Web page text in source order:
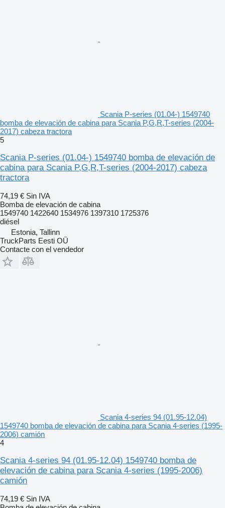
Scania P-series (01.04-) 1549740
bomba de elevación de cabina para Scania P,G,R,T-series (2004-
2017) cabeza tractora
5
Scania P-series (01.04-) 1549740 bomba de elevación de
cabina para Scania P,G,R,T-series (2004-2017) cabeza
tractora
74,19 € Sin IVA
Bomba de elevación de cabina
1549740 1422640 1534976 1397310 1725376
diésel
Estonia, Tallinn
TruckParts Eesti OÜ
Contacte con el vendedor
Scania 4-series 94 (01.95-12.04)
1549740 bomba de elevación de cabina para Scania 4-series (1995-
2006) camión
4
Scania 4-series 94 (01.95-12.04) 1549740 bomba de
elevación de cabina para Scania 4-series (1995-2006)
camión
74,19 € Sin IVA